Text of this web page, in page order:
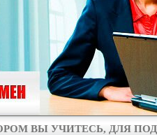
ВЫ УЧИТЕСЬ, ДЛЯ